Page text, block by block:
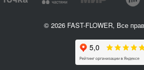
© 2026 FAST-FLOWER, Все